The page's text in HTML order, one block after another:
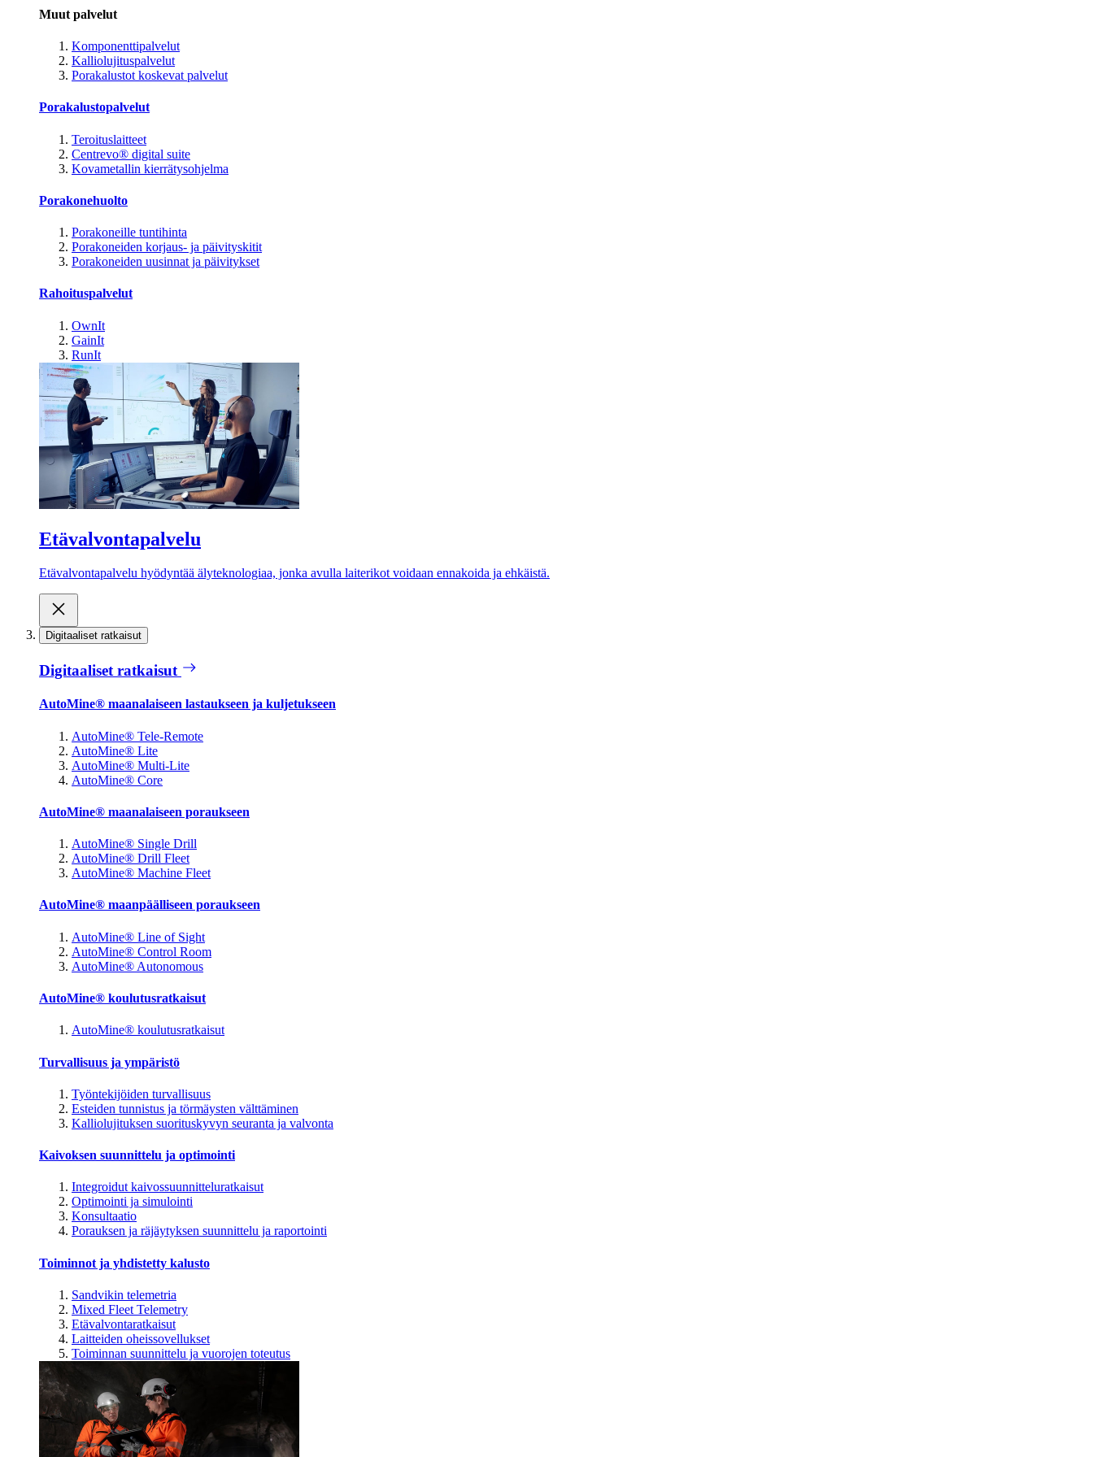
Muut palvelut
Komponenttipalvelut
Kalliolujituspalvelut
Porakalustot koskevat palvelut
Porakalustopalvelut
Teroituslaitteet
Centrevo® digital suite
Kovametallin kierrätysohjelma
Porakonehuolto
Porakoneille tuntihinta
Porakoneiden korjaus- ja päivityskitit
Porakoneiden uusinnat ja päivitykset
Rahoituspalvelut
OwnIt
GainIt
RunIt
Etävalvontapalvelu
Etävalvontapalvelu hyödyntää älyteknologiaa, jonka avulla laiterikot voidaan ennakoida ja ehkäistä.
Digitaaliset ratkaisut
Digitaaliset ratkaisut
AutoMine® maanalaiseen lastaukseen ja kuljetukseen
AutoMine® Tele-Remote
AutoMine® Lite
AutoMine® Multi-Lite
AutoMine® Core
AutoMine® maanalaiseen poraukseen
AutoMine® Single Drill
AutoMine® Drill Fleet
AutoMine® Machine Fleet
AutoMine® maanpäälliseen poraukseen
AutoMine® Line of Sight
AutoMine® Control Room
AutoMine® Autonomous
AutoMine® koulutusratkaisut
AutoMine® koulutusratkaisut
Turvallisuus ja ympäristö
Työntekijöiden turvallisuus
Esteiden tunnistus ja törmäysten välttäminen
Kalliolujituksen suorituskyvyn seuranta ja valvonta
Kaivoksen suunnittelu ja optimointi
Integroidut kaivossuunnitteluratkaisut
Optimointi ja simulointi
Konsultaatio
Porauksen ja räjäytyksen suunnittelu ja raportointi
Toiminnot ja yhdistetty kalusto
Sandvikin telemetria
Mixed Fleet Telemetry
Etävalvontaratkaisut
Laitteiden oheissovellukset
Toiminnan suunnittelu ja vuorojen toteutus